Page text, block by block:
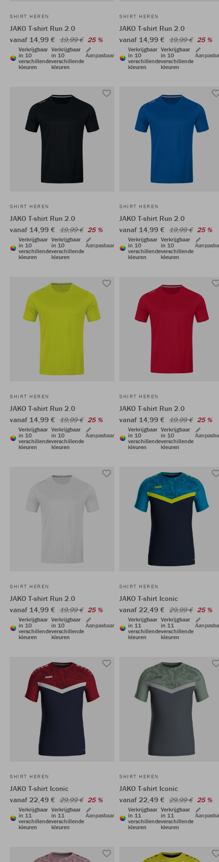
SHIRT HEREN
JAKO T-shirt Run 2.0
vanaf 14,99 € 19,99 € 25 %
Verkrijgbaar
in 10
verschillende
kleuren
Verkrijgbaar
in 10
verschillende
kleuren
Aanpasbaar
SHIRT HEREN
JAKO T-shirt Run 2.0
vanaf 14,99 € 19,99 € 25 %
Verkrijgbaar
in 10
verschillende
kleuren
Verkrijgbaar
in 10
verschillende
kleuren
SHIRT HEREN
JAKO T-shirt Run 2.0
vanaf 14,99 € 19,99 € 25 %
Verkrijgbaar
in 10
verschillende
kleuren
Verkrijgbaar
in 10
verschillende
kleuren
Aanpasbaar
SHIRT HEREN
JAKO T-shirt Run 2.0
vanaf 14,99 € 19,99 € 25 %
Verkrijgbaar
in 10
verschillende
kleuren
Verkrijgbaar
in 10
verschillende
kleuren
SHIRT HEREN
JAKO T-shirt Run 2.0
vanaf 14,99 € 19,99 € 25 %
Verkrijgbaar
in 10
verschillende
kleuren
Verkrijgbaar
in 10
verschillende
kleuren
Aanpasbaar
SHIRT HEREN
JAKO T-shirt Run 2.0
vanaf 14,99 € 19,99 € 25 %
Verkrijgbaar
in 10
verschillende
kleuren
Verkrijgbaar
in 10
verschillende
kleuren
SHIRT HEREN
JAKO T-shirt Run 2.0
vanaf 14,99 € 19,99 € 25 %
Verkrijgbaar
in 10
verschillende
kleuren
Verkrijgbaar
in 10
verschillende
kleuren
Aanpasbaar
SHIRT HEREN
JAKO T-shirt Iconic
vanaf 22,49 € 29,99 € 25 %
Verkrijgbaar
in 11
verschillende
kleuren
Verkrijgbaar
in 11
verschillende
kleuren
SHIRT HEREN
JAKO T-shirt Iconic
vanaf 22,49 € 29,99 € 25 %
Verkrijgbaar
in 11
verschillende
kleuren
Verkrijgbaar
in 11
verschillende
kleuren
Aanpasbaar
SHIRT HEREN
JAKO T-shirt Iconic
vanaf 22,49 € 29,99 € 25 %
Verkrijgbaar
in 11
verschillende
kleuren
Verkrijgbaar
in 11
verschillende
kleuren